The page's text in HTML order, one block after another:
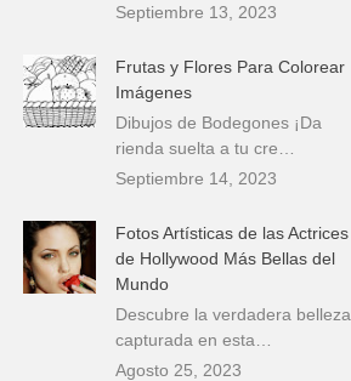
Septiembre 13, 2023
Frutas y Flores Para Colorear
Imágenes
Dibujos de Bodegones ¡Da
rienda suelta a tu cre…
Septiembre 14, 2023
Fotos Artísticas de las Actrices
de Hollywood Más Bellas del
Mundo
Descubre la verdadera belleza
capturada en esta…
Agosto 25, 2023